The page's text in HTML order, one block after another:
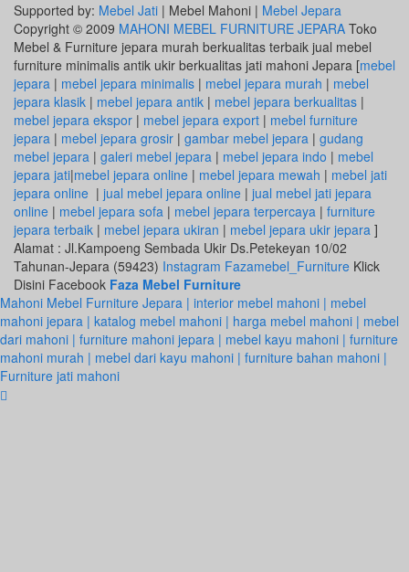
Supported by: Mebel Jati | Mebel Mahoni | Mebel Jepara
Copyright © 2009 MAHONI MEBEL FURNITURE JEPARA Toko
Mebel & Furniture jepara murah berkualitas terbaik jual mebel
furniture minimalis antik ukir berkualitas jati mahoni Jepara [mebel
jepara | mebel jepara minimalis | mebel jepara murah | mebel
jepara klasik | mebel jepara antik | mebel jepara berkualitas |
mebel jepara ekspor | mebel jepara export | mebel furniture
jepara | mebel jepara grosir | gambar mebel jepara | gudang
mebel jepara | galeri mebel jepara | mebel jepara indo | mebel
jepara jati|mebel jepara online | mebel jepara mewah | mebel jati
jepara online | jual mebel jepara online | jual mebel jati jepara
online | mebel jepara sofa | mebel jepara terpercaya | furniture
jepara terbaik | mebel jepara ukiran | mebel jepara ukir jepara ]
Alamat : Jl.Kampoeng Sembada Ukir Ds.Petekeyan 10/02
Tahunan-Jepara (59423) Instagram Fazamebel_Furniture Klick
Disini Facebook Faza Mebel Furniture
Mahoni Mebel Furniture Jepara | interior mebel mahoni | mebel
mahoni jepara | katalog mebel mahoni | harga mebel mahoni | mebel
dari mahoni | furniture mahoni jepara | mebel kayu mahoni | furniture
mahoni murah | mebel dari kayu mahoni | furniture bahan mahoni |
Furniture jati mahoni